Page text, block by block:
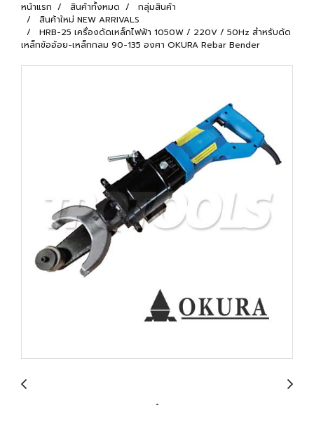
หน้าแรก สินค้าทั้งหมด
กลุ่มสินค้า
สินค้าใหม่ NEW ARRIVALS
HRB-25 เครื่องดัดเหล็กไฟฟ้า 1050W / 220V / 50Hz สำหรับดัด
เหล็กข้ออ้อย-เหล็กกลม 90-135 องศา OKURA Rebar Bender